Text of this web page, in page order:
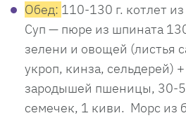
Обед: 110-130 г. котлет
Суп — пюре из шпината
зелени и овощей (листья
укроп, кинза, сельдерей)
зародышей пшеницы, 30-
семечек, 1 киви. Морс из